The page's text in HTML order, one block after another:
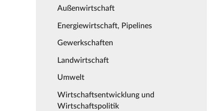
Außenwirtschaft
Energiewirtschaft, Pipelines
Gewerkschaften
Landwirtschaft
Umwelt
Wirtschaftsentwicklung und
Wirtschaftspolitik